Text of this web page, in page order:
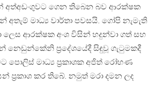
අත්අඩංගුවට ගෙන තිබෙන බව ආරක්ෂක
අතැම් මාධ්‍ය වාර්තා පවසයි. ගෝපි නැමැති
ලෙස ආරක්ෂක අංශ විසින් හදුන්වා ගත් සහ
ප්‍රදේශයේදී සිඳුවූ ගැටුමකදී
පොලිස් මාධ්‍ය ප්‍රකාශක අජිත් රෝහණ
ප්‍රකාශ කර තිබේ. නමුත් මරා දමන ලද